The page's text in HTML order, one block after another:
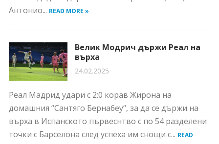
Антонио... READ MORE »
Велик Модрич държи Реал на
върха
24.02.2025
Реал Мадрид удари с 2:0 корав Жирона на
домашния “Сантяго Бернабеу“, за да се държи на
върха в Испанското първеснтво с по 54 разделени
точки с Барселона след успеха им снощи с... READ